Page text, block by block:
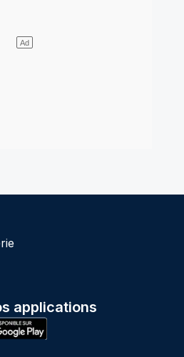
applications